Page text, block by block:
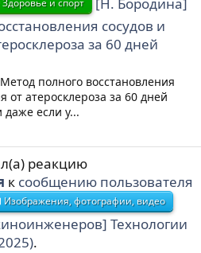
сосудов и
за 60 дней
полного восстановления
от атеросклероза за 60 дней
даже если у...
реакцию
к сообщению пользователя
Изображения, фотографии, видео
Технологии
.